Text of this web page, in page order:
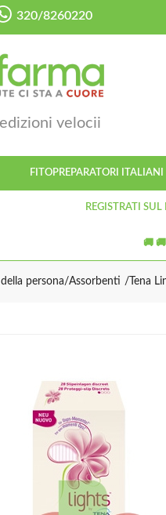
320/8260220
velocii
FITOPREPARATORI ITALIANI
REGISTRATI
🚚
della persona/Assorbenti Tena